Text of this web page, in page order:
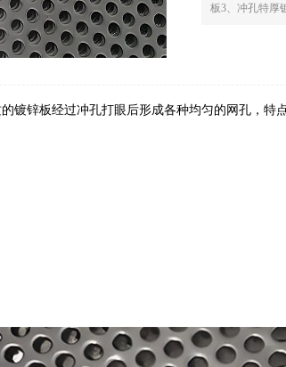
板3、冲孔特厚
镀锌板经过冲孔打眼后形成各种均匀的网孔，特